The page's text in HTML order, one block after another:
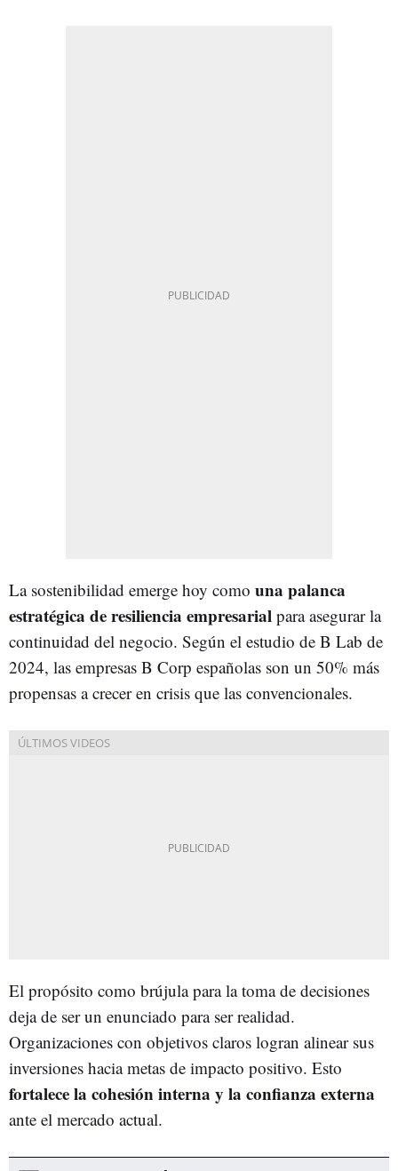
La sostenibilidad emerge hoy como una palanca
estratégica de resiliencia empresarial para asegurar la
continuidad del negocio. Según el estudio de B Lab de
2024, las empresas B Corp españolas son un 50% más
propensas a crecer en crisis que las convencionales.
El propósito como brújula para la toma de decisiones
deja de ser un enunciado para ser realidad.
Organizaciones con objetivos claros logran alinear sus
inversiones hacia metas de impacto positivo. Esto
fortalece la cohesión interna y la confianza externa
ante el mercado actual.